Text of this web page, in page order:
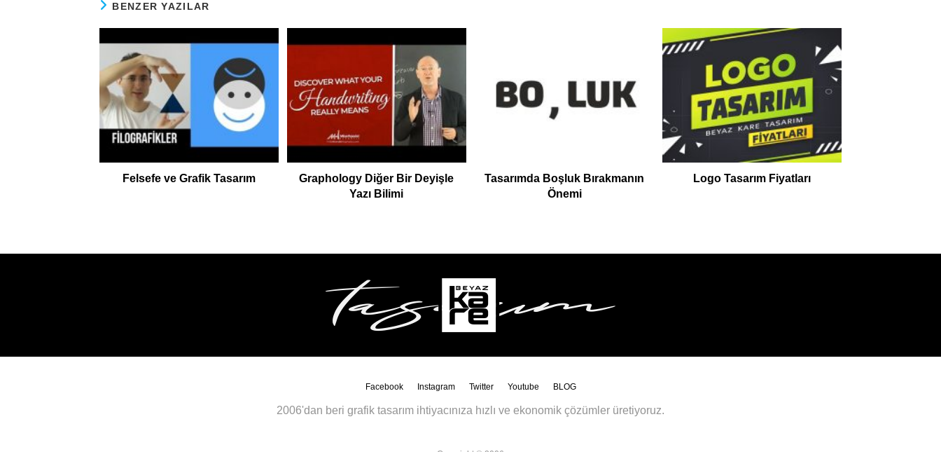
BENZER YAZILAR
Felsefe ve Grafik Tasarım
Graphology Diğer Bir Deyişle
Yazı Bilimi
Tasarımda Boşluk Bırakmanın
Önemi
Logo Tasarım Fiyatları
Facebook Instagram Twitter Youtube BLOG
2006'dan beri grafik tasarım ihtiyacınıza hızlı ve ekonomik çözümler üretiyoruz.